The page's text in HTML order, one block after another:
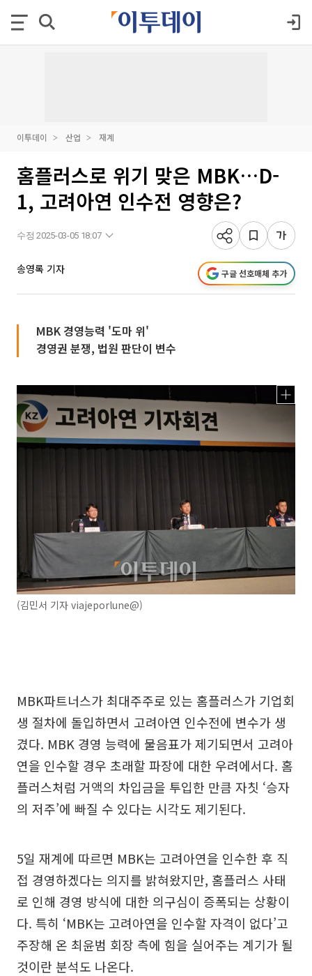
이투데이 산업 재계
홈플러스로 위기 맞은 MBK…D-
1, 고려아연 인수전 영향은?
수정 2025-03-05 18:07
송영록 기자 구글 선호매체 추가
MBK 경영능력 '도마 위'
경영권 분쟁, 법원 판단이 변수
(김민서 기자 viajeporlune@)
MBK파트너스가 최대주주로 있는 홈플러스가 기업회
생 절차에 돌입하면서 고려아연 인수전에 변수가 생
겼다. MBK 경영 능력에 물음표가 제기되면서 고려아
연을 인수할 경우 초래할 파장에 대한 우려에서다. 홈
플러스처럼 거액의 차입금을 투입한 만큼 자칫 ‘승자
의 저주’에 빠질 수 있다는 시각도 제기된다.
5일 재계에 따르면 MBK는 고려아연을 인수한 후 직
접 경영하겠다는 의지를 밝혀왔지만, 홈플러스 사태
로 인해 경영 방식에 대한 의구심이 증폭되는 상황이
다. 특히 ‘MBK는 고려아연을 인수할 자격이 없다’고
주장해 온 최윤범 회장 측에 힘을 실어주는 계기가 될
것이란 분석도 나온다.